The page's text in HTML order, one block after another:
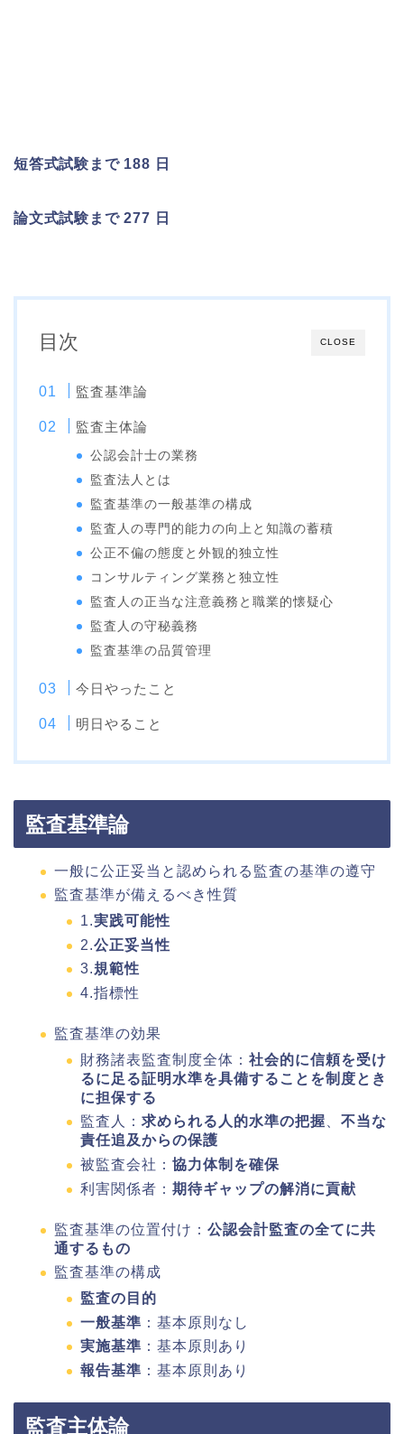
短答式試験まで 188 日
論文式試験まで 277 日
CLOSE
目次
監査基準論
監査主体論
公認会計士の業務
監査法人とは
監査基準の一般基準の構成
監査人の専門的能力の向上と知識の蓄積
公正不偏の態度と外観的独立性
コンサルティング業務と独立性
監査人の正当な注意義務と職業的懐疑心
監査人の守秘義務
監査基準の品質管理
今日やったこと
明日やること
監査基準論
一般に公正妥当と認められる監査の基準の遵守
監査基準が備えるべき性質
1.実践可能性
2.公正妥当性
3.規範性
4.指標性
監査基準の効果
財務諸表監査制度全体： 社会的に信頼を受け
るに足る証明水準を具備することを制度とき
に担保する
監査人： 求められる人的水準の把握、 不当な
責任追及からの保護
被監査会社： 協力体制を確保
利害関係者： 期待ギャップの解消に貢献
監査基準の位置付け： 公認会計監査の全てに共
通するもの
監査基準の構成
監査の目的
一般基準 ：基本原則なし
実施基準 ：基本原則あり
報告基準 ：基本原則あり
監査主体論